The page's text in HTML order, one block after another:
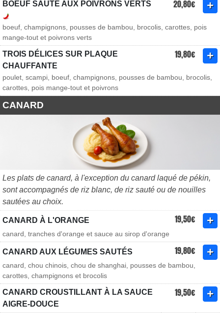
BOEUF SAUTÉ AUX POIVRONS VERTS 20,80€
boeuf, champignons, pousses de bambou, brocolis, carottes, pois
mange-tout et poivrons verts
TROIS DÉLICES SUR PLAQUE
CHAUFFANTE
19,80€
poulet, scampi, boeuf, champignons, pousses de bambou, brocolis,
carottes, pois mange-tout et poivrons
CANARD
Les plats de canard, à l'exception du canard laqué de pékin,
sont accompagnés de riz blanc, de riz sauté ou de nouilles
sautées au choix.
CANARD À L'ORANGE 19,50€
canard, tranches d'orange et sauce au sirop d'orange
CANARD AUX LÉGUMES SAUTÉS 19,80€
canard, chou chinois, chou de shanghai, pousses de bambou,
carottes, champignons et brocolis
CANARD CROUSTILLANT À LA SAUCE
AIGRE-DOUCE
19,50€